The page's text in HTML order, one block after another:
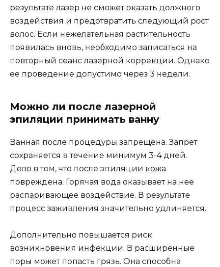
результате лазер не сможет оказать должного
воздействия и предотвратить следующий рост
волос. Если нежелательная растительность
появилась вновь, необходимо записаться на
повторный сеанс лазерной коррекции. Однако
ее проведение допустимо через 3 недели.
Можно ли после лазерной
эпиляции принимать ванну
Ванная после процедуры запрещена. Запрет
сохраняется в течение минимум 3-4 дней.
Дело в том, что после эпиляции кожа
повреждена. Горячая вода оказывает на неё
распаривающее воздействие. В результате
процесс заживления значительно удлиняется.
Дополнительно повышается риск
возникновения инфекции. В расширенные
поры может попасть грязь. Она способна